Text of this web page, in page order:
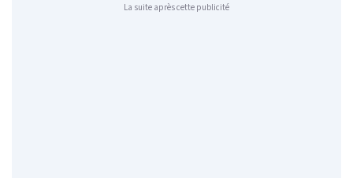
La suite après cette publicité